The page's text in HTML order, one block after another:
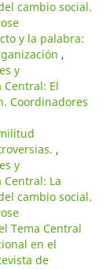
cambio social.
y la palabra:
,
y
Central: El
Coordinadores
,
y
Central: La
cambio social.
Tema Central
en el
de